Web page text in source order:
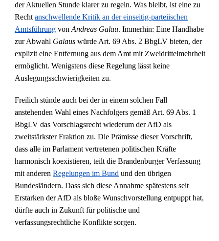
der Aktuellen Stunde klarer zu regeln. Was bleibt, ist eine zu
Recht anschwellende Kritik an der einseitig-parteiischen
Amtsführungvon Andreas Galau. Immerhin: Eine Handhabe
zur Abwahl Galauswürde Art. 69 Abs. 2 BbgLV bieten, der
explizit eine Entfernung aus dem Amt mit Zweidrittelmehrheit
ermöglicht. Wenigstens diese Regelung lässt keine
Auslegungsschwierigkeiten zu.
Freilich stünde auch bei der in einem solchen Fall
anstehenden Wahl eines Nachfolgers gemäß Art. 69 Abs. 1
BbgLV das Vorschlagsrecht wiederum der AfD als
zweitstärkster Fraktion zu. Die Prämisse dieser Vorschrift,
dass alle im Parlament vertretenen politischen Kräfte
harmonisch koexistieren, teilt die Brandenburger Verfassung
mit anderen Regelungen im Bund und den übrigen
Bundesländern. Dass sich diese Annahme spätestens seit
Erstarken der AfD als bloße Wunschvorstellung entpuppt hat,
dürfte auch in Zukunft für politische und
verfassungsrechtliche Konflikte sorgen.